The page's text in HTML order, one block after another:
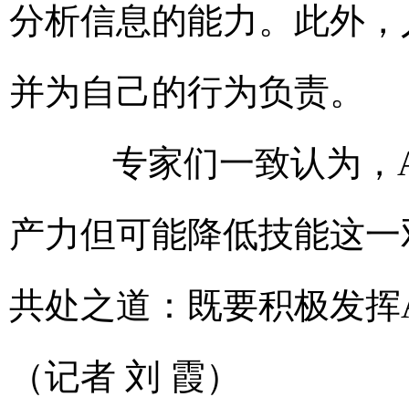
分析信息的能力。此外
并为自己的行为负责。
专家们一致认为，
产力但可能降低技能这
共处之道：既要积极发
（记者 刘 霞）